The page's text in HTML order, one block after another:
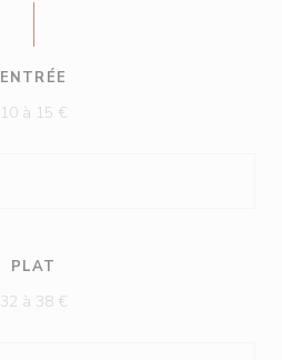
ENTRÉE
10 à 15 €
PLAT
32 à 38 €